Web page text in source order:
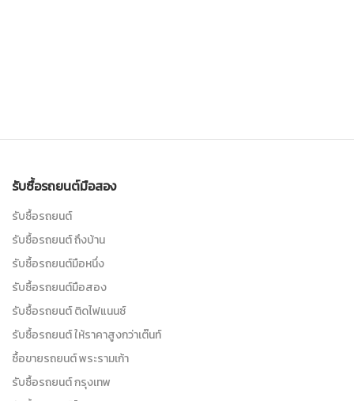
รับซื้อรถยนต์มือสอง
รับซื้อรถยนต์
รับซื้อรถยนต์ ถึงบ้าน
รับซื้อรถยนต์มือหนึ่ง
รับซื้อรถยนต์มือสอง
รับซื้อรถยนต์ ติดไฟแนนซ์
รับซื้อรถยนต์ ให้ราคาสูงกว่าเต๊นท์
ซื้อขายรถยนต์ พระรามเก้า
รับซื้อรถยนต์ กรุงเทพ